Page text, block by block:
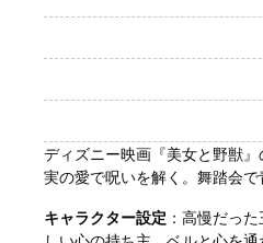
ディズニー映画『美女と野獣
実の愛で呪いを解く。舞踏会
キャラクター設定 ：高慢だっ